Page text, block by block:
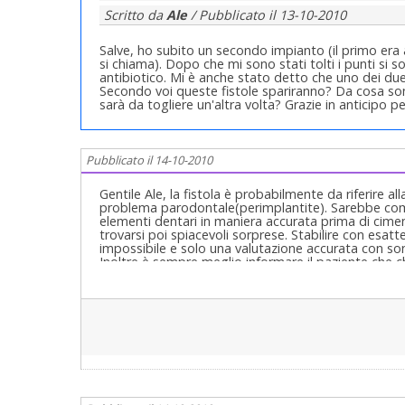
Scritto daAle / Pubblicato il 13-10-2010
Salve, ho subito un secondo impianto (il primo
si chiama). Dopo che mi sono stati tolti i punti si
antibiotico. Mi è anche stato detto che uno dei
Secondo voi queste fistole spariranno? Da cosa
sarà da togliere un'altra volta? Grazie in anticipo
Pubblicato il 14-10-2010
Gentile Ale, la fistola è probabilmente da riferire
problema parodontale(perimplantite). Sarebbe
elementi dentari in maniera accurata prima di
trovarsi poi spiacevoli sorprese. Stabilire con
impossibile e solo una valutazione accurata con
Inoltre è sempre meglio informare il paziente che